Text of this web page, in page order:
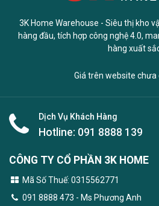
3K Home Warehouse - Siêu thị kho
hàng đầu, tích hợp công nghệ 4.0,
hàng xuất
Giá trên website chưa
Dịch Vụ Khách Hàng
Hotline: 091 8888 139
CÔNG TY CỔ PHẦN 3K HOME
Mã Số Thuế: 0315562771
091 8888 473 - Ms Phương Anh